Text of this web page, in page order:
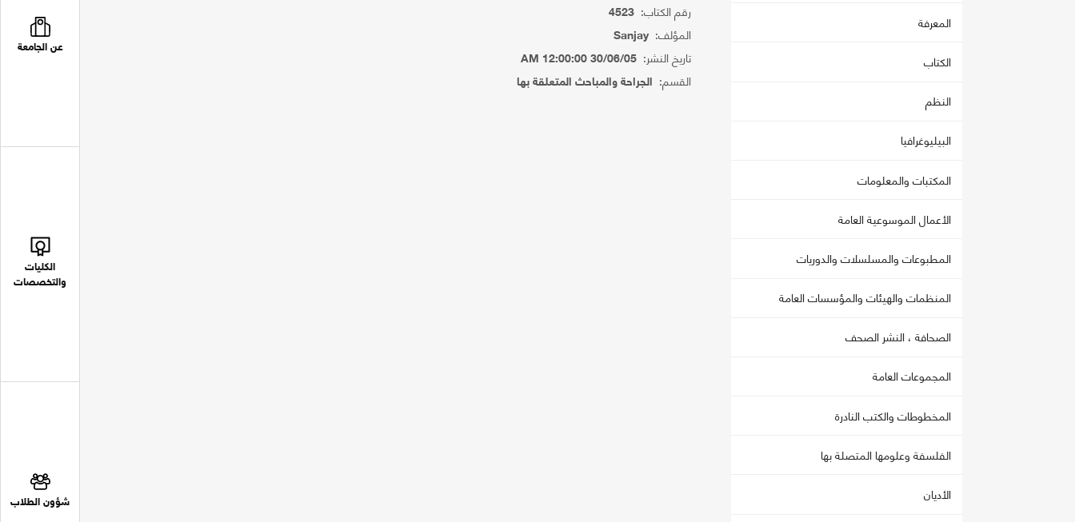
عن الجامعة
الكليات
والتخصصات
شؤون الطلاب
المعرفة
الكتاب
النظم
البيليوغرافيا
المكتبات والمعلومات
الأعمال الموسوعية العامة
المطبوعات والمسلسلات والدوريات
المنظمات والهيئات والمؤسسات العامة
الصحافة ، النشر الصحف
المجموعات العامة
المخطوطات والكتب النادرة
الفلسفة وعلومها المتصلة بها
الأديان
رقم الكتاب: 4523
المؤلف:Sanjay
تاريخ النشر: 30/06/05 12:00:00 AM
القسم: الجراحة والمباحث المتعلقة بها